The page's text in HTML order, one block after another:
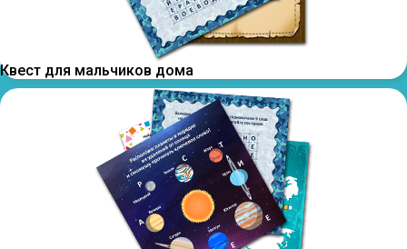
Квест для мальчиков дома